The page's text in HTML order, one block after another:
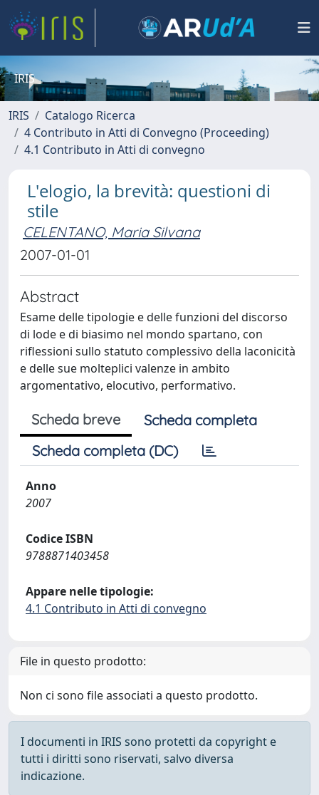
IRIS
IRIS
Catalogo Ricerca
4 Contributo in Atti di Convegno (Proceeding)
4.1 Contributo in Atti di convegno
L'elogio, la brevità: questioni di
stile
CELENTANO, Maria Silvana
2007-01-01
Abstract
Esame delle tipologie e delle funzioni del discorso
di lode e di biasimo nel mondo spartano, con
riflessioni sullo statuto complessivo della laconicità
e delle sue molteplici valenze in ambito
argomentativo, elocutivo, performativo.
Scheda breve
Scheda completa
Scheda completa (DC)
Anno
2007
Codice ISBN
9788871403458
Appare nelle tipologie:
4.1 Contributo in Atti di convegno
File in questo prodotto:
Non ci sono file associati a questo prodotto.
I documenti in IRIS sono protetti da copyright e
tutti i diritti sono riservati, salvo diversa
indicazione.